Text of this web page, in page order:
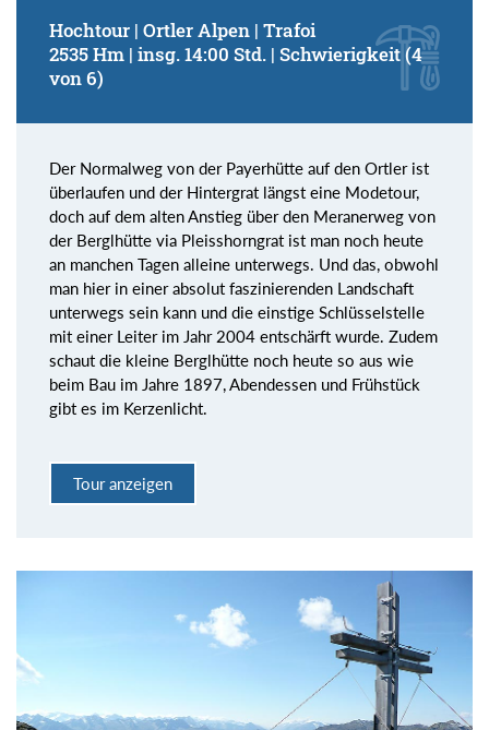
Hochtour | Ortler Alpen | Trafoi
2535 Hm | insg. 14:00 Std. | Schwierigkeit (4
von 6)
Der Normalweg von der Payerhütte auf den Ortler ist
überlaufen und der Hintergrat längst eine Modetour,
doch auf dem alten Anstieg über den Meranerweg von
der Berglhütte via Pleisshorngrat ist man noch heute
an manchen Tagen alleine unterwegs. Und das, obwohl
man hier in einer absolut faszinierenden Landschaft
unterwegs sein kann und die einstige Schlüsselstelle
mit einer Leiter im Jahr 2004 entschärft wurde. Zudem
schaut die kleine Berglhütte noch heute so aus wie
beim Bau im Jahre 1897, Abendessen und Frühstück
gibt es im Kerzenlicht.
Tour anzeigen